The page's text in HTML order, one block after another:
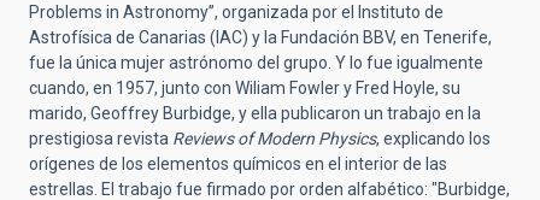
Problems in Astronomy”, organizada por el Instituto de
Astrofísica de Canarias (IAC) y la Fundación BBV, en Tenerife,
fue la única mujer astrónomo del grupo. Y lo fue igualmente
cuando, en 1957, junto con Wiliam Fowler y Fred Hoyle, su
marido, Geoffrey Burbidge, y ella publicaron un trabajo en la
prestigiosa revista Reviews of Modern Physics, explicando los
orígenes de los elementos químicos en el interior de las
estrellas. El trabajo fue firmado por orden alfabético: "Burbidge,